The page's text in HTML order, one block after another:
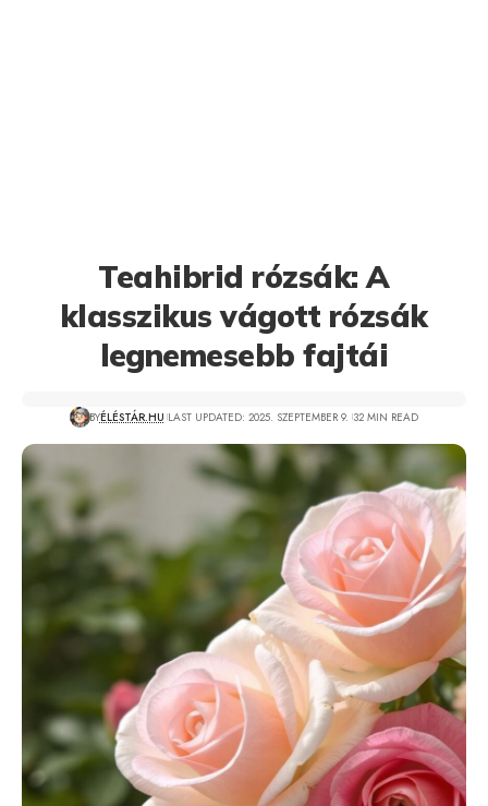
Teahibrid rózsák: A
klasszikus vágott rózsák
legnemesebb fajtái
BYÉLÉSTÁR.HU LAST UPDATED: 2025. SZEPTEMBER 9. 32 MIN READ